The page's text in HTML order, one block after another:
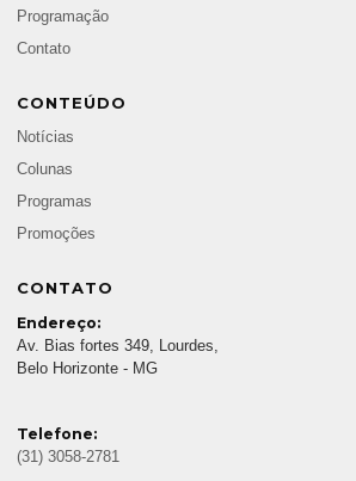
Programação
Contato
CONTEÚDO
Notícias
Colunas
Programas
Promoções
CONTATO
Endereço:
Av. Bias fortes 349, Lourdes,
Belo Horizonte - MG
Telefone:
(31) 3058-2781